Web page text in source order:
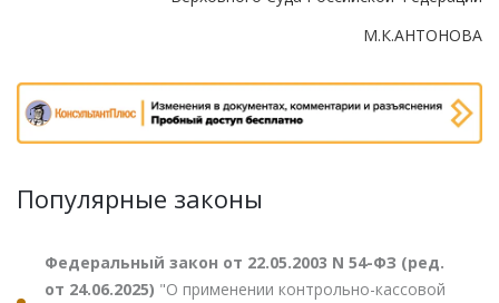
М.К.АНТОНОВА
Популярные законы
Федеральный закон от 22.05.2003 N 54-ФЗ (ред.
от 24.06.2025) "О применении контрольно-кассовой